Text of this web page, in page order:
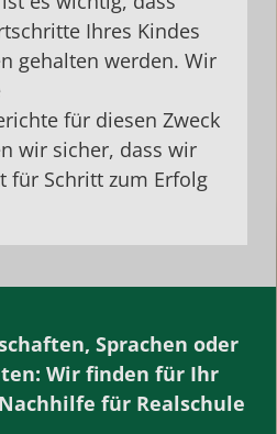
Ihres Kindes
gehalten werden. Wir
für diesen Zweck
wir sicher, dass wir
für Schritt zum Erfolg
Sprachen oder
Wir finden für Ihr
für Realschule